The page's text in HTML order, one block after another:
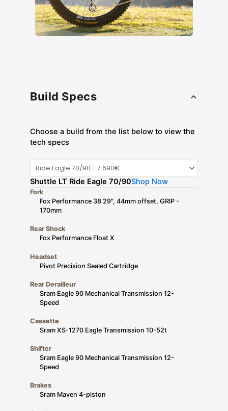
Build Specs
Choose a build from the list below to view the
tech specs
Shuttle LT Ride Eagle 70/90Shop Now
Fork
Fox Performance 38 29", 44mm offset, GRIP -
170mm
Rear Shock
Fox Performance Float X
Headset
Pivot Precision Sealed Cartridge
Rear Derailleur
Sram Eagle 90 Mechanical Transmission 12-
Speed
Cassette
Sram XS-1270 Eagle Transmission 10-52t
Shifter
Sram Eagle 90 Mechanical Transmission 12-
Speed
Brakes
Sram Maven 4-piston